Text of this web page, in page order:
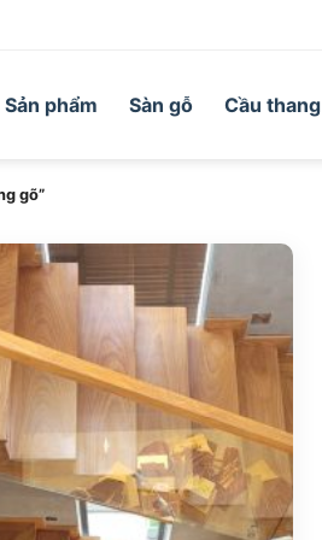
Sản phẩm Sàn gỗ Cầu thang
gõ”